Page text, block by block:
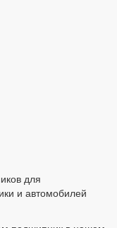
для
и автомобилей